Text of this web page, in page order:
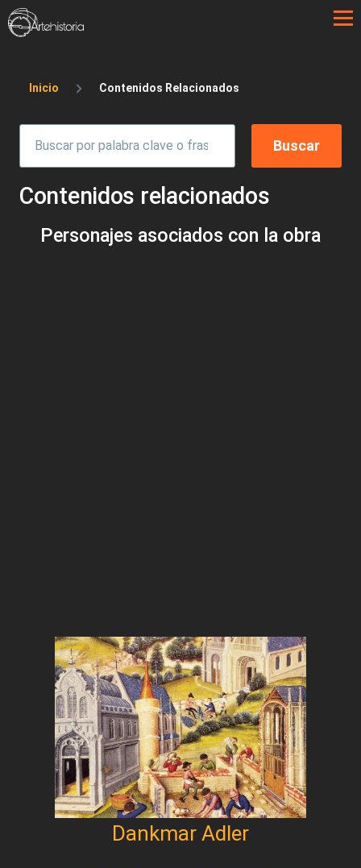
Pasar al contenido principal
Sobrescribir enlaces de ayuda a la
Inicio Contenidos Relacionados
Contenidos relacionados
Personajes asociados con la obra
Dankmar Adler